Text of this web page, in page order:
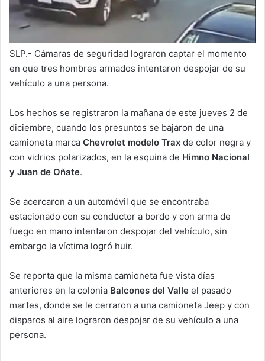
SLP.- Cámaras de seguridad lograron captar el momento
en que tres hombres armados intentaron despojar de su
vehículo a una persona.
Los hechos se registraron la mañana de este jueves 2 de
diciembre, cuando los presuntos se bajaron de una
camioneta marca Chevrolet modelo Trax de color negra y
con vidrios polarizados, en la esquina de Himno Nacional
y Juan de Oñate.
Se acercaron a un automóvil que se encontraba
estacionado con su conductor a bordo y con arma de
fuego en mano intentaron despojar del vehículo, sin
embargo la víctima logró huir.
Se reporta que la misma camioneta fue vista días
anteriores en la colonia Balcones del Valle el pasado
martes, donde se le cerraron a una camioneta Jeep y con
disparos al aire lograron despojar de su vehículo a una
persona.